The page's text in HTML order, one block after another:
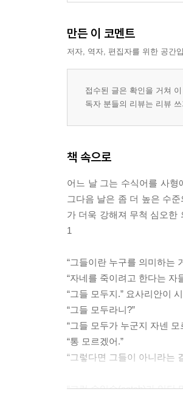
만든 이 코멘트
저자, 역자, 편집자를 위한 공간
접수된 글은 확인을 거쳐
독자 분들의 리뷰는 리뷰
책 속으로
어느 날 그는 수식어를 사
그다음 날은 좀 더 높은 수
가 더욱 강해져 무척 심오한
1
“그들이란 누구를 의미하는
“자네를 죽이려고 한다는 자
“그들 모두지.” 요사리안이
“그들 모두라니?”
“그들 모두가 누군지 자넨 모
“통 모르겠어.”
“그렇다면 그들이 아니라는
“그런 속임수(catch)가 있단